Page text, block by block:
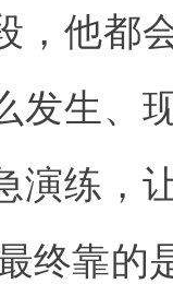
，他都
发生、
演练，
终靠的